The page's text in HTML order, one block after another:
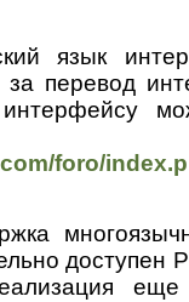
язык
за перевод
foro/
доступен
еще